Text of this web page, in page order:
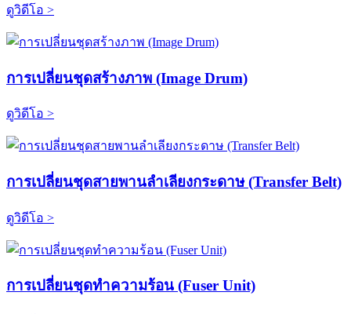
ดูวิดีโอ >
การเปลี่ยนชุดสร้างภาพ (Image Drum)
ดูวิดีโอ >
การเปลี่ยนชุดสายพานลำเลียงกระดาษ (Transfer Belt)
ดูวิดีโอ >
การเปลี่ยนชุดทำความร้อน (Fuser Unit)